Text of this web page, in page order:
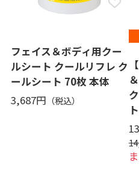
フェイス＆ボディ用クー
ルシート クールリフレ ク
ールシート 70枚 本体
3,687円